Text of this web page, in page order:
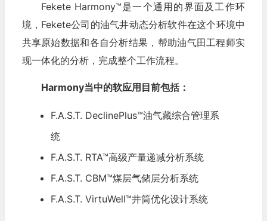
Fekete Harmony™是一个通用的界面及工作环
境，Fekete公司的油气井动态分析软件在这个环境中
共享原始数据和各自分析结果，帮助油气田工程师实
现一体化的分析，完成整个工作流程。
Harmony当中的软应用目前包括：
F.A.S.T. DeclinePlus™油气藏综合管理系
统
F.A.S.T. RTA™高级产量递减分析系统
F.A.S.T. CBM™煤层气储层分析系统
F.A.S.T. VirtuWell™井筒优化设计系统